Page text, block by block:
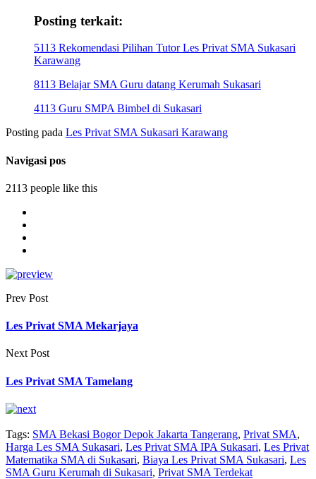
Posting terkait:
5113 Rekomendasi Pilihan Tutor Les Privat SMA Sukasari
Karawang
8113 Belajar SMA Guru datang Kerumah Sukasari
4113 Guru SMPA Bimbel di Sukasari
Posting pada Les Privat SMA Sukasari Karawang
Navigasi pos
2113 people like this
Prev Post
Les Privat SMA Mekarjaya
Next Post
Les Privat SMA Tamelang
Tags: SMA Bekasi Bogor Depok Jakarta Tangerang, Privat SMA,
Harga Les SMA Sukasari, Les Privat SMA IPA Sukasari, Les Privat
Matematika SMA di Sukasari, Biaya Les Privat SMA Sukasari, Les
SMA Guru Kerumah di Sukasari, Privat SMA Terdekat